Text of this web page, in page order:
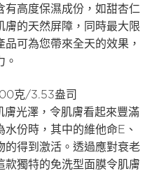
有高度保濕成份，如甜杏仁
膚的天然屏障，同時最大限
可為您帶來全天的效果，
。
克/3.53盎司
光澤，令肌膚看起來豐滿
份時，其中的維他命E、
的得到激活。透過應對衰老
款獨特的免洗型面膜令肌膚